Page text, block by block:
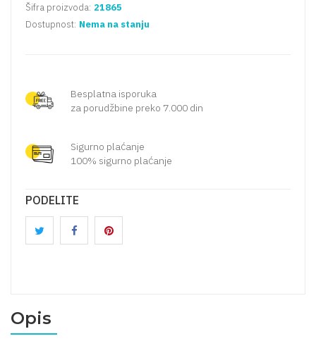
Šifra proizvoda: 21865
Dostupnost: Nema na stanju
Besplatna isporuka
za porudžbine preko 7.000 din
Sigurno plaćanje
100% sigurno plaćanje
PODELITE
Opis